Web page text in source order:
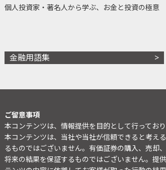
個人投資家・著名人から学ぶ、お金と投資の極意
金融用語集
ご留意事項
本コンテンツは、情報提供を目的として行っており
本コンテンツは、当社や当社が信頼できると考え
るものではございません。有価証券の購入、売却
将来の結果を保証するものではございません。提